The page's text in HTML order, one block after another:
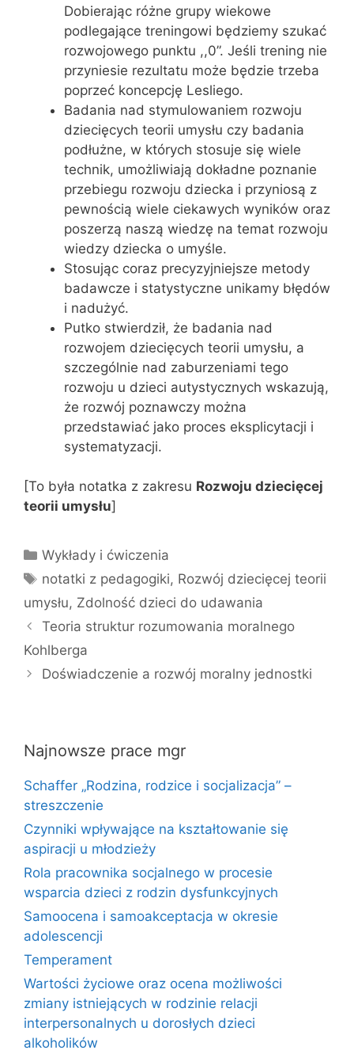
Dobierając różne grupy wiekowe
podlegające treningowi będziemy szukać
rozwojowego punktu ,,0”. Jeśli trening nie
przyniesie rezultatu może będzie trzeba
poprzeć koncepcję Lesliego.
Badania nad stymulowaniem rozwoju
dziecięcych teorii umysłu czy badania
podłużne, w których stosuje się wiele
technik, umożliwiają dokładne poznanie
przebiegu rozwoju dziecka i przyniosą z
pewnością wiele ciekawych wyników oraz
poszerzą naszą wiedzę na temat rozwoju
wiedzy dziecka o umyśle.
Stosując coraz precyzyjniejsze metody
badawcze i statystyczne unikamy błędów
i nadużyć.
Putko stwierdził, że badania nad
rozwojem dziecięcych teorii umysłu, a
szczególnie nad zaburzeniami tego
rozwoju u dzieci autystycznych wskazują,
że rozwój poznawczy można
przedstawiać jako proces eksplicytacji i
systematyzacji.
[To była notatka z zakresu Rozwoju dziecięcej
teorii umysłu]
Kategorie
Wykłady i ćwiczenia
Tagi
notatki z pedagogiki, Rozwój dziecięcej teorii
umysłu, Zdolność dzieci do udawania
Teoria struktur rozumowania moralnego
Kohlberga
Doświadczenie a rozwój moralny jednostki
Najnowsze prace mgr
Schaffer „Rodzina, rodzice i socjalizacja” –
streszczenie
Czynniki wpływające na kształtowanie się
aspiracji u młodzieży
Rola pracownika socjalnego w procesie
wsparcia dzieci z rodzin dysfunkcyjnych
Samoocena i samoakceptacja w okresie
adolescencji
Temperament
Wartości życiowe oraz ocena możliwości
zmiany istniejących w rodzinie relacji
interpersonalnych u dorosłych dzieci
alkoholików